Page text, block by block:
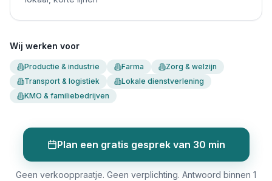
Wij werken voor
Productie & industrie Farma
Zorg & welzijn
Transport & logistiek
Lokale dienstverlening
KMO & familiebedrijven
Plan een gratis gesprek van 30 min
Geen verkooppraatje. Geen verplichting. Antwoord binnen 1